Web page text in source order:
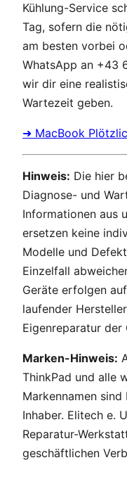
Kühlung-Service
Tag, sofern die
am besten vorbei
WhatsApp an +43
wir dir eine
Wartezeit geben.
➜ MacBook
Hinweis: Die hier
Diagnose- und
Informationen aus
ersetzen keine
Modelle und
Einzelfall
Geräte erfolgen
laufender
Eigenreparatur der
Marken-Hinweis:
ThinkPad und alle
Markennamen
Inhaber. Elitech e.
Reparatur-
geschäftlichen